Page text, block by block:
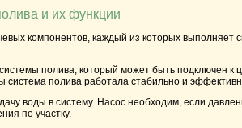
и их функции
компонентов, каждый из которых
полива, который может быть подключен
полива работала стабильно и
воды в систему. Насос необходим, если
по участку.